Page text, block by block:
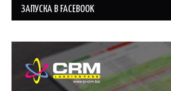
navigation
ЗАПУСКА В FACEBOOK